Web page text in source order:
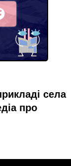
села
про